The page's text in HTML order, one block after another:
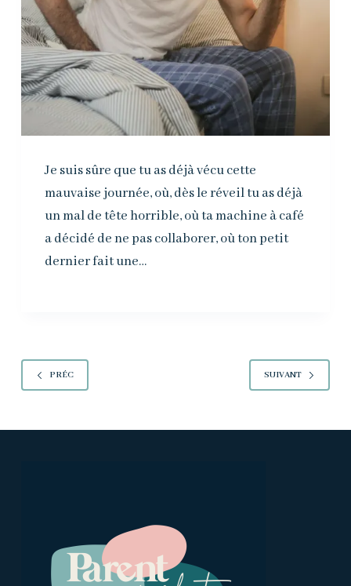
Je suis sûre que tu as déjà vécu cette
mauvaise journée, où, dès le réveil tu as déjà
un mal de tête horrible, où ta machine à café
a décidé de ne pas collaborer, où ton petit
dernier fait une…
PRÉC SUIVANT